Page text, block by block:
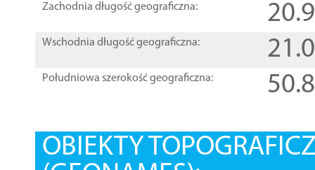
Zachodnia długość geograficzna:
Wschodnia długość geograficzna:
Południowa szerokość geograficzna:
OBIEKTY